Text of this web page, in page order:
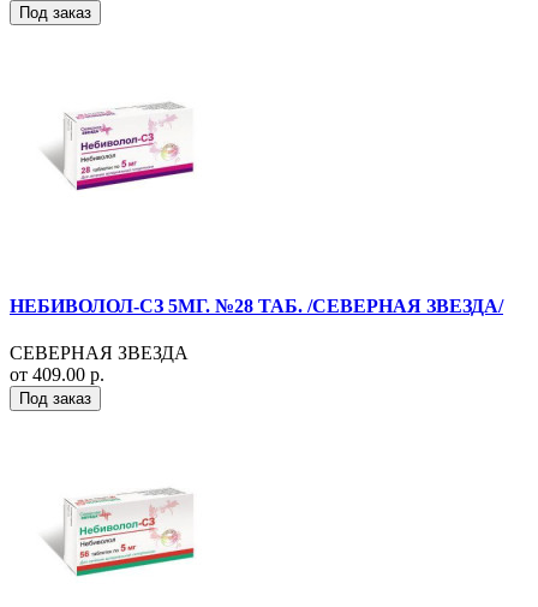
Под заказ
НЕБИВОЛОЛ-СЗ 5МГ. №28 ТАБ. /СЕВЕРНАЯ ЗВЕЗДА/
СЕВЕРНАЯ ЗВЕЗДА
от 409.00 р.
Под заказ